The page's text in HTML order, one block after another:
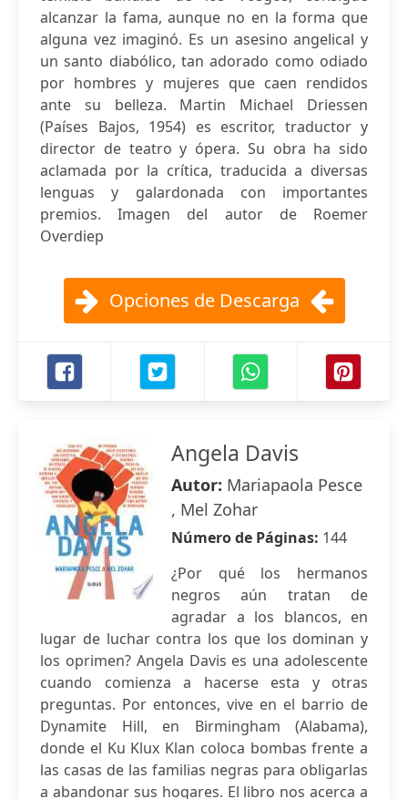
alcanzar la fama, aunque no en la forma que
alguna vez imaginó. Es un asesino angelical y
un santo diabólico, tan adorado como odiado
por hombres y mujeres que caen rendidos
ante su belleza. Martin Michael Driessen
(Países Bajos, 1954) es escritor, traductor y
director de teatro y ópera. Su obra ha sido
aclamada por la crítica, traducida a diversas
lenguas y galardonada con importantes
premios. Imagen del autor de Roemer
Overdiep
Opciones de Descarga
Angela Davis
Autor: Mariapaola Pesce
, Mel Zohar
Número de Páginas: 144
¿Por qué los hermanos
negros aún tratan de
agradar a los blancos, en
lugar de luchar contra los que los dominan y
los oprimen? Angela Davis es una adolescente
cuando comienza a hacerse esta y otras
preguntas. Por entonces, vive en el barrio de
Dynamite Hill, en Birmingham (Alabama),
donde el Ku Klux Klan coloca bombas frente a
las casas de las familias negras para obligarlas
a abandonar sus hogares. El libro nos acerca a